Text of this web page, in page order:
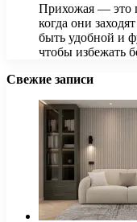
Прихожая — это
когда они
быть удобной и
чтобы избежать
Свежие записи